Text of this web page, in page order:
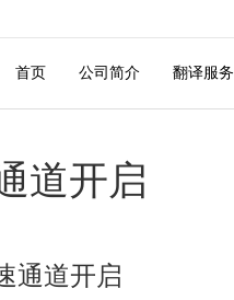
首页 公司简介 翻译服务
道开启
通道开启